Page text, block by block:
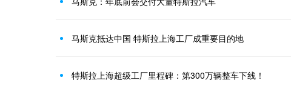
马斯克抵达中国 特斯拉上海工厂成重要目的地
特斯拉上海超级工厂里程碑：第300万辆整车下线！